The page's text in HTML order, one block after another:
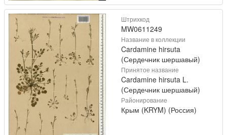
Штрихкод
MW0611249
Название в коллекции
Cardamine hirsuta
(Сердечник шершавый)
Принятое название
Cardamine hirsuta L.
(Сердечник шершавый)
Районирование
Крым (KRYM) (Россия)